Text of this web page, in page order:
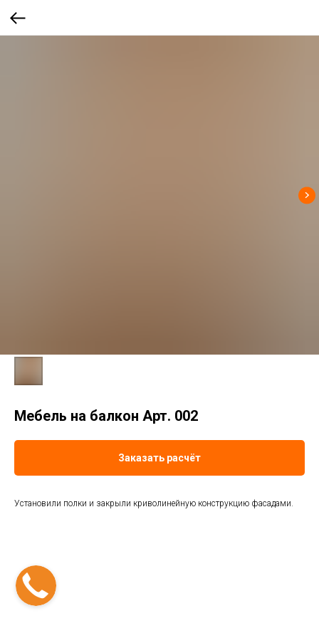
Мебель на балкон Арт. 002
Заказать расчёт
Установили полки и закрыли криволинейную конструкцию фасадами.